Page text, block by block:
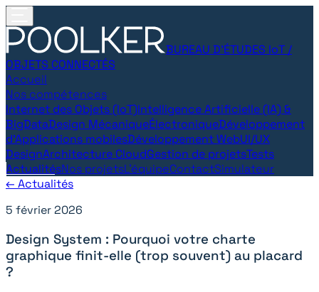
BUREAU D’ÉTUDES IoT /
OBJETS CONNECTÉS
Accueil
Nos compétences
Internet des Objets (IoT)Intelligence Artificielle (IA) &
BigDataDesign MécaniqueÉlectroniqueDéveloppement
d’Applications mobilesDéveloppement WebUI/UX
DesignArchitecture CloudGestion de projetsTests
ActualitésNos projetsL'équipeContactSimulateur
← Actualités
5 février 2026
Design System : Pourquoi votre charte
graphique finit-elle (trop souvent) au placard
?